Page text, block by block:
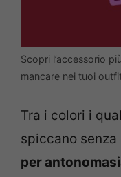
Scopri l’accessorio
mancare nei tuoi
Tra i colori i
spiccano
per